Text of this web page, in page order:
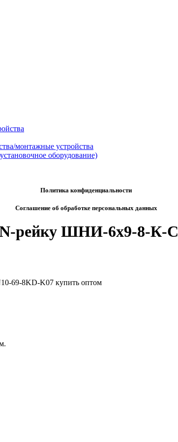
монтажные устройства
оборудование)
Политика конфиденциальности
Соглашение об обработке персональных данных
рейку ШНИ-6х9-8-К-